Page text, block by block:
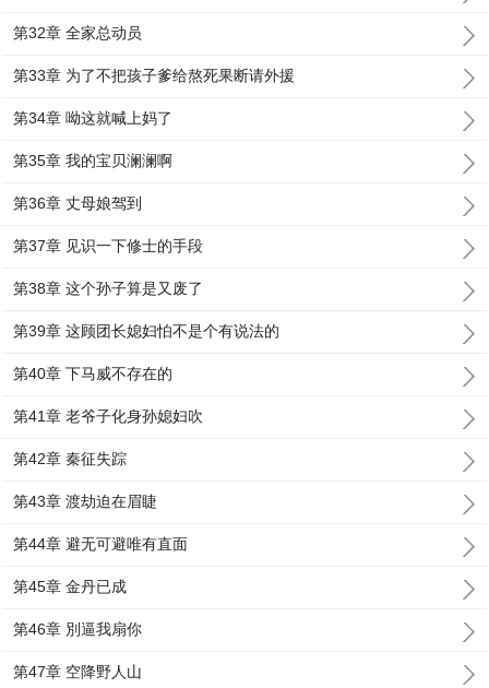
第32章 全家总动员
第33章 为了不把孩子爹给熬死果断请外援
第34章 呦这就喊上妈了
第35章 我的宝贝澜澜啊
第36章 丈母娘驾到
第37章 见识一下修士的手段
第38章 这个孙子算是又废了
第39章 这顾团长媳妇怕不是个有说法的
第40章 下马威不存在的
第41章 老爷子化身孙媳妇吹
第42章 秦征失踪
第43章 渡劫迫在眉睫
第44章 避无可避唯有直面
第45章 金丹已成
第46章 別逼我扇你
第47章 空降野人山